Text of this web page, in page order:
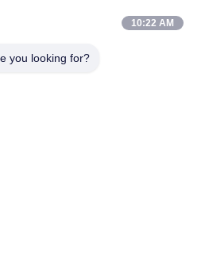
10:22 AM
you looking for?